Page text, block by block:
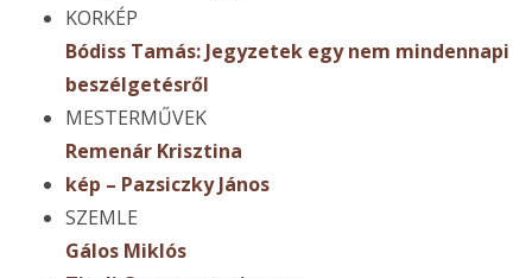
KORKÉP
Bódiss Tamás: Jegyzetek egy nem mindennapi
beszélgetésről
MESTERMŰVEK
Remenár Krisztina
kép – Pazsiczky János
SZEMLE
Gálos Miklós